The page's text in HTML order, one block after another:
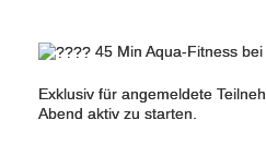
45 Min Aqua-Fitness
Exklusiv für angemeldete
Abend aktiv zu starten.